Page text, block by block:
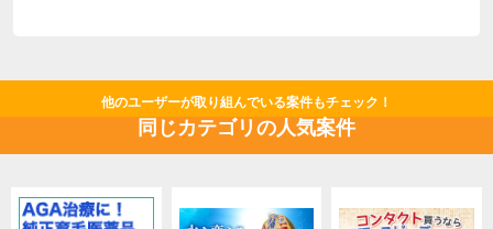
他のユーザーが取り組んでいる案件もチェック！
同じカテゴリの人気案件